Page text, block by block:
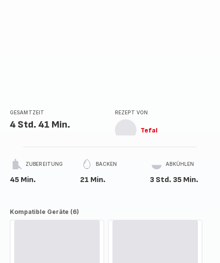
GESAMTZEIT
4 Std. 41 Min.
REZEPT VON
Tefal
ZUBEREITUNG
45 Min.
BACKEN
21 Min.
ABKÜHLEN
3 Std. 35 Min.
Kompatible Geräte (6)